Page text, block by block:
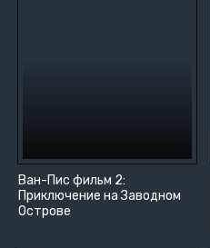
Ван-Пис фильм 2:
Приключение на Заводном
Острове